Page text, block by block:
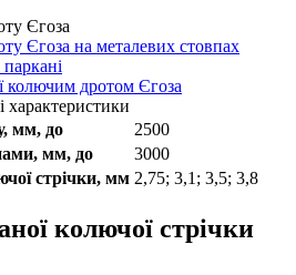
характеристики
мм, до
2500
мм, до
3000
стрічки, мм 2,75; 3,1; 3,5; 3,8
колючої стрічки